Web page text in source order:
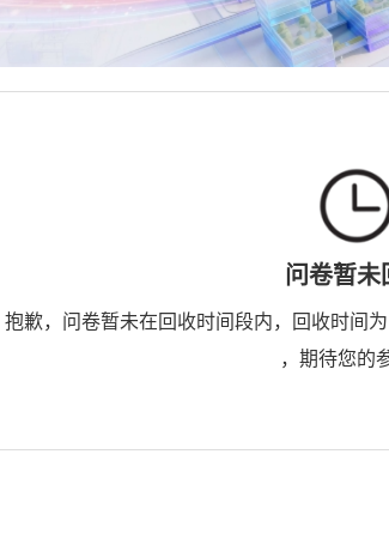
问卷暂未
抱歉，问卷暂未在回收时间段内，回收时间
，期待您的